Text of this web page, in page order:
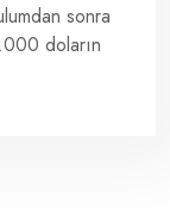
sonra
doların